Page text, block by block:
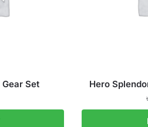
Set Hero